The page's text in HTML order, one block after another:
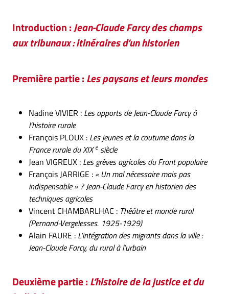
Introduction :Jean-Claude Farcy des champs
aux tribunaux : itinéraires d’un historien
Première partie :Les paysans et leurs mondes
Nadine VIVIER : Les apports de Jean-Claude Farcy à
l’histoire rurale
François PLOUX : Les jeunes et la coutume dans la
France rurale du XIXe siècle
Jean VIGREUX : Les grèves agricoles du Front populaire
François JARRIGE : « Un mal nécessaire mais pas
indispensable » ? Jean-Claude Farcy en historien des
techniques agricoles
Vincent CHAMBARLHAC : Théâtre et monde rural
(Pernand-Vergelesses. 1925-1929)
Alain FAURE : L’intégration des migrants dans la ville :
Jean-Claude Farcy, du rural à l’urbain
Deuxième partie :L’histoire de la justice etdu